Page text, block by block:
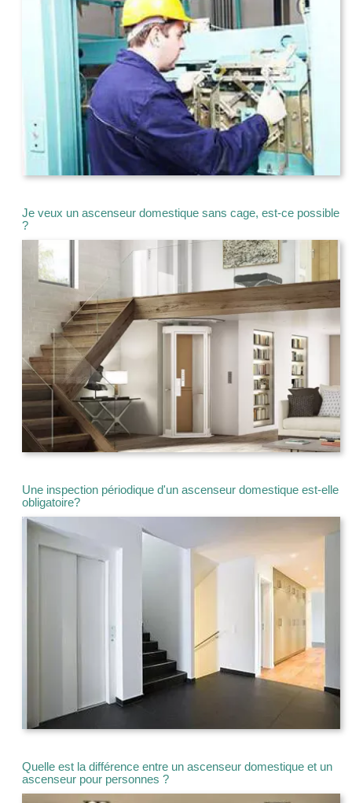
Je veux un ascenseur domestique sans cage, est-ce possible
?
Une inspection périodique d'un ascenseur domestique est-elle
obligatoire?
Quelle est la différence entre un ascenseur domestique et un
ascenseur pour personnes ?